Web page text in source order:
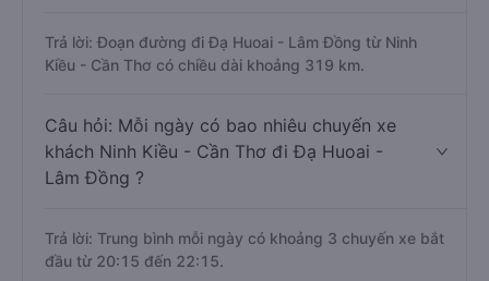
Trả lời: Đoạn đường đi Đạ Huoai - Lâm Đồng từ Ninh
Kiều - Cần Thơ có chiều dài khoảng 319 km.
Câu hỏi: Mỗi ngày có bao nhiêu chuyến xe
khách Ninh Kiều - Cần Thơ đi Đạ Huoai -
Lâm Đồng ?
Trả lời: Trung bình mỗi ngày có khoảng 3 chuyến xe bắt
đầu từ 20:15 đến 22:15.